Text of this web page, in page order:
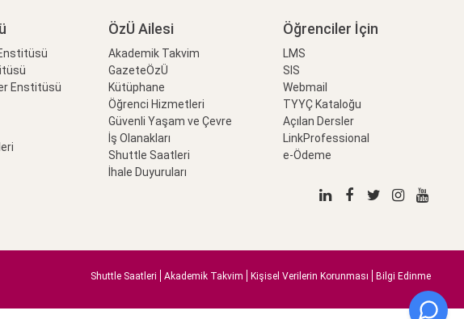
Enstitüsü
ÖzÜ Ailesi
Akademik Takvim
GazeteÖzÜ
Kütüphane
Öğrenci Hizmetleri
Güvenli Yaşam ve Çevre
İş Olanakları
Shuttle Saatleri
İhale Duyuruları
Öğrenciler İçin
LMS
SIS
Webmail
TYYÇ Kataloğu
Açılan Dersler
LinkProfessional
e-Ödeme
Shuttle Saatleri Akademik Takvim Kişisel Verilerin Korunması Bilgi Edinme